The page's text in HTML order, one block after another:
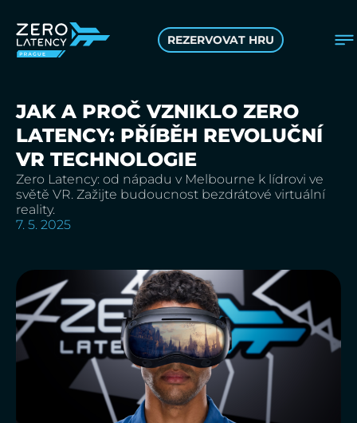
REZERVOVAT HRU
JAK A PROČ VZNIKLO ZERO
LATENCY: PŘÍBĚH REVOLUČNÍ
VR TECHNOLOGIE
Zero Latency: od nápadu v Melbourne k lídrovi ve
světě VR. Zažijte budoucnost bezdrátové virtuální
reality.
7. 5. 2025